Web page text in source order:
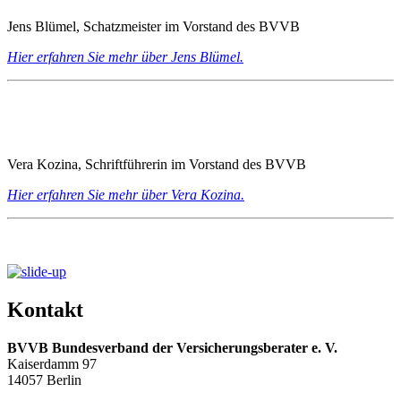
Jens Blümel, Schatzmeister im Vorstand des BVVB
Hier erfahren Sie mehr über Jens Blümel.
Vera Kozina, Schriftführerin im Vorstand des BVVB
Hier erfahren Sie mehr über Vera Kozina.
Kontakt
BVVB Bundesverband der Versicherungsberater e. V.
Kaiserdamm 97
14057 Berlin